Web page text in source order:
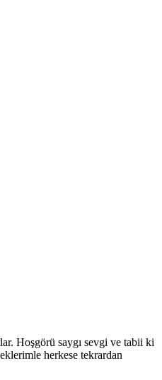
Hoşgörü saygı sevgi ve tabii ki
herkese tekrardan